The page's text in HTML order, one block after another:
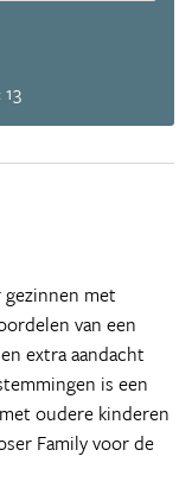
met
van een
extra aandacht
is een
oudere kinderen
Family voor de